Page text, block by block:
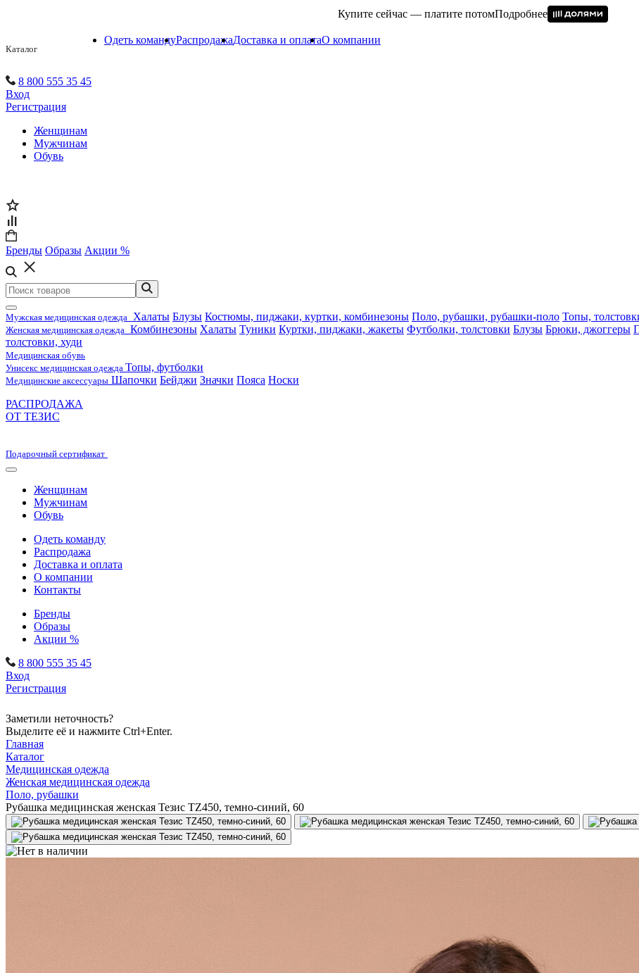
Купите сейчас — платите потомПодробнее
Каталог
Одеть командуРаспродажаДоставка и оплатаО компании
8 800 555 35 45
Вход
Регистрация
Женщинам
Мужчинам
Обувь
Бренды Образы Акции %
Мужская медицинская одежда Халаты Блузы Костюмы, пиджаки, куртки, комбинезоны Поло, рубашки, рубашки-поло Топы,
Женская медицинская одежда Комбинезоны Халаты Туники Куртки, пиджаки, жакеты Футболки, толстовки Блузы Брюки, джоггеры
толстовки, худи
Медицинская обувь
Унисекс медицинская одежда Топы, футболки
Медицинские аксессуары Шапочки Бейджи Значки Пояса Носки
РАСПРОДАЖА
ОТ ТЕЗИС
Подарочный сертификат
Женщинам
Мужчинам
Обувь
Одеть команду
Распродажа
Доставка и оплата
О компании
Контакты
Бренды
Образы
Акции %
8 800 555 35 45
Вход
Регистрация
Заметили неточность?
Выделите её и нажмите Ctrl+Enter.
Главная
Каталог
Медицинская одежда
Женская медицинская одежда
Поло, рубашки
Рубашка медицинская женская Тезис TZ450, темно-синий, 60